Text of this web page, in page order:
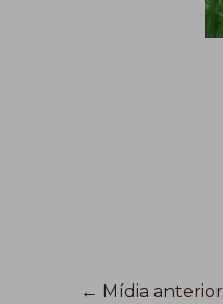
← Mídia anterior